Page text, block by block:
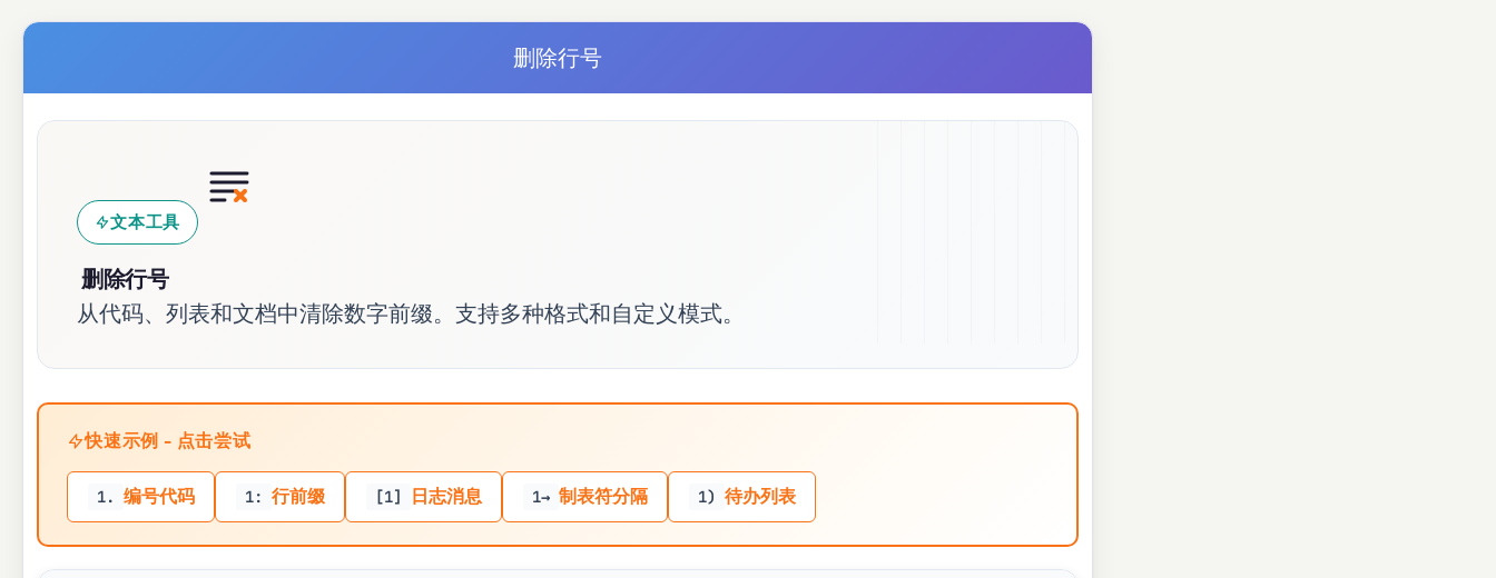
删除行号
文本工具
删除行号
从代码、列表和文档中清除数字前缀。支持多种格式和自定义模式。
快速示例 - 点击尝试
1. 编号代码 1: 行前缀 [1] 日志消息 1→ 制表符分隔 1) 待办列表